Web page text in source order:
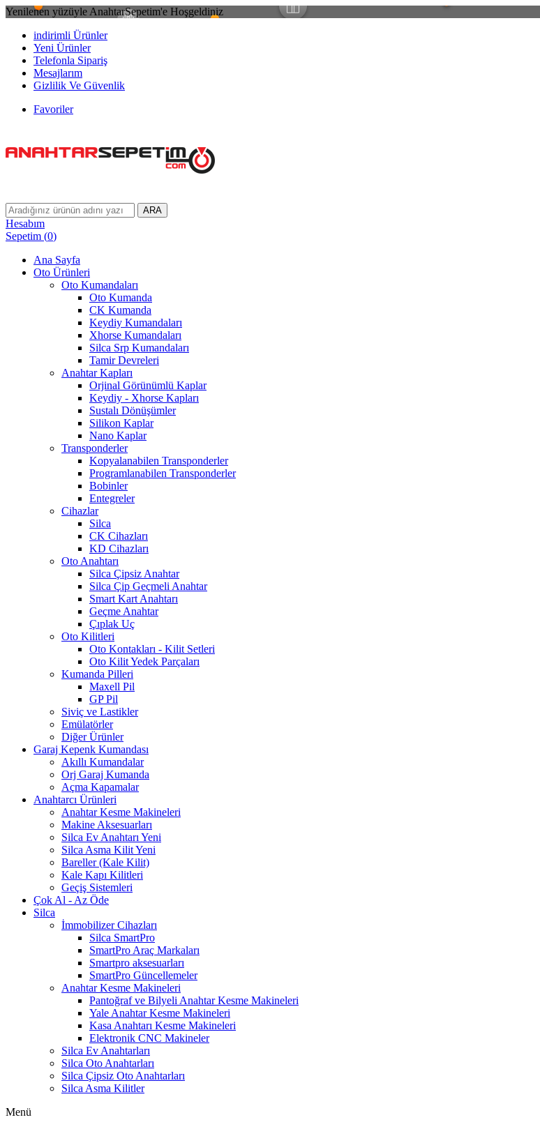
Yenilenen yüzüyle AnahtarSepetim'e Hoşgeldiniz
indirimli Ürünler
Yeni Ürünler
Telefonla Sipariş
Mesajlarım
Gizlilik Ve Güvenlik
Favoriler
ARA
Hesabım
Sepetim (0)
Ana Sayfa
Oto Ürünleri
Oto Kumandaları
Oto Kumanda
CK Kumanda
Keydiy Kumandaları
Xhorse Kumandaları
Silca Srp Kumandaları
Tamir Devreleri
Anahtar Kapları
Orjinal Görünümlü Kaplar
Keydiy - Xhorse Kapları
Sustalı Dönüşümler
Silikon Kaplar
Nano Kaplar
Transponderler
Kopyalanabilen Transponderler
Programlanabilen Transponderler
Bobinler
Entegreler
Cihazlar
Silca
CK Cihazları
KD Cihazları
Oto Anahtarı
Silca Çipsiz Anahtar
Silca Çip Geçmeli Anahtar
Smart Kart Anahtarı
Geçme Anahtar
Çıplak Uç
Oto Kilitleri
Oto Kontakları - Kilit Setleri
Oto Kilit Yedek Parçaları
Kumanda Pilleri
Maxell Pil
GP Pil
Siviç ve Lastikler
Emülatörler
Diğer Ürünler
Garaj Kepenk Kumandası
Akıllı Kumandalar
Orj Garaj Kumanda
Açma Kapamalar
Anahtarcı Ürünleri
Anahtar Kesme Makineleri
Makine Aksesuarları
Silca Ev Anahtarı Yeni
Silca Asma KilitYeni
Bareller (Kale Kilit)
Kale Kapı Kilitleri
Geçiş Sistemleri
Çok Al - Az Öde
Silca
İmmobilizer Cihazları
Silca SmartPro
SmartPro Araç Markaları
Smartpro aksesuarları
SmartPro Güncellemeler
Anahtar Kesme Makineleri
Pantoğraf ve Bilyeli Anahtar Kesme Makineleri
Yale Anahtar Kesme Makineleri
Kasa Anahtarı Kesme Makineleri
Elektronik CNC Makineler
Silca Ev Anahtarları
Silca Oto Anahtarları
Silca Çipsiz Oto Anahtarları
Silca Asma Kilitler
Menü